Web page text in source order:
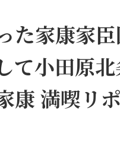
た家康家
て小田原
康 満喫リ